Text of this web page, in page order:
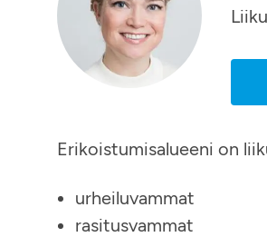
Erikoistumisalueeni on
urheiluvammat
rasitusvammat